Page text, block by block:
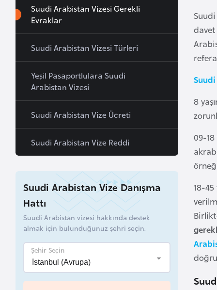
8
09-
18-
Suudi Arabistan Vizesi Gerekli
Evraklar
Suudi Arabistan Vizesi Türleri
Yeşil Pasaportlulara Suudi
Arabistan Vizesi
Suudi Arabistan Vize Ücreti
Suudi Arabistan Vize Reddi
Suudi Arabistan Vize Danışma
Hattı
Suudi Arabistan vizesi hakkında destek
almak için bulunduğunuz şehri seçin.
Şehir Seçin
a
h
r
e
B
a
l
e
B
e
l
a
r